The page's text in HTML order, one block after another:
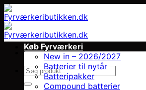
Fortsæt
til
indhold
Søg
efter:
Køb Fyrværkeri
New in – 2026/2027
Batterier til nytår
Batteripakker
Compound batterier